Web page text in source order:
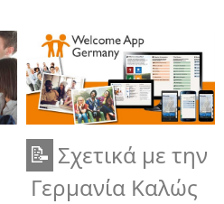
📝 Σχετικά με την
Γερμανία Καλώς